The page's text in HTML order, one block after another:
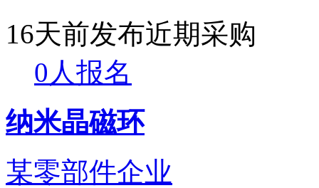
16天前发布近期采购
0人报名
纳米晶磁环
某零部件企业